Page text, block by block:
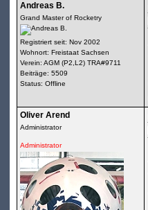
Andreas B.
Grand Master of Rocketry
Registriert seit: Nov 2002
Wohnort: Freistaat Sachsen
Verein: AGM (P2,L2) TRA#9711
Beiträge: 5509
Status: Offline
Oliver Arend
Administrator
Administrator